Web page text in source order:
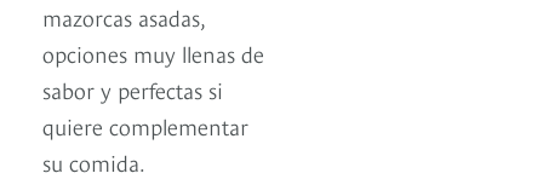
mazorcas asadas,
opciones muy llenas de
sabor y perfectas si
quiere complementar
su comida.